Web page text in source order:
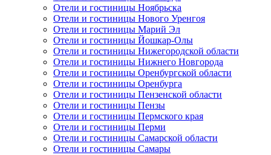
Отели и гостиницы Ноябрьска
Отели и гостиницы Нового Уренгоя
Отели и гостиницы Марий Эл
Отели и гостиницы Йошкар-Олы
Отели и гостиницы Нижегородской области
Отели и гостиницы Нижнего Новгорода
Отели и гостиницы Оренбургской области
Отели и гостиницы Оренбурга
Отели и гостиницы Пензенской области
Отели и гостиницы Пензы
Отели и гостиницы Пермского края
Отели и гостиницы Перми
Отели и гостиницы Самарской области
Отели и гостиницы Самары